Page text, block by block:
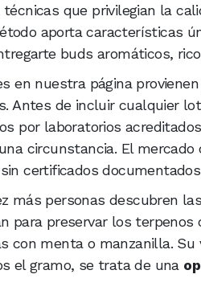
que privilegian la
aporta características
buds aromáticos,
en nuestra página
Antes de incluir cualquier
por laboratorios
circunstancia. El
certificados
más personas descubren
para preservar los
con menta o manzanilla.
el gramo, se trata de una